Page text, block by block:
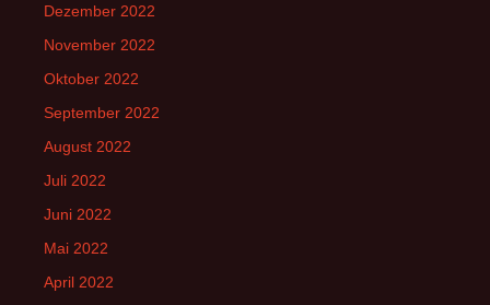
Dezember 2022
November 2022
Oktober 2022
September 2022
August 2022
Juli 2022
Juni 2022
Mai 2022
April 2022